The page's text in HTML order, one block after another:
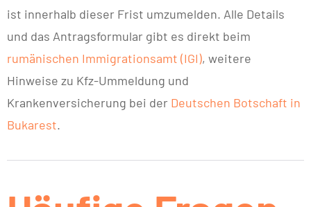
ist innerhalb dieser Frist umzumelden. Alle Details
und das Antragsformular gibt es direkt beim
rumänischen Immigrationsamt (IGI), weitere
Hinweise zu Kfz-Ummeldung und
Krankenversicherung bei der Deutschen Botschaft in
Bukarest.